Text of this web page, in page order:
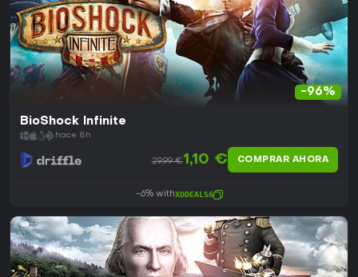
-96%
BioShock Infinite
hace 8h
29,99 €1,10 € COMPRAR AHORA
-6% withXDDEALS6